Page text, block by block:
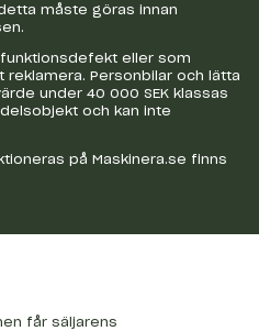
måste göras innan
eller som
Personbilar och lätta
under 40 000 SEK klassas
och kan inte
på Maskinera.se finns
får säljarens